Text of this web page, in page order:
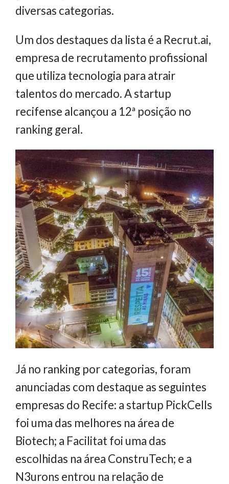
diversas categorias.
Um dos destaques da lista é a Recrut.ai,
empresa de recrutamento profissional
que utiliza tecnologia para atrair
talentos do mercado. A startup
recifense alcançou a 12ª posição no
ranking geral.
Já no ranking por categorias, foram
anunciadas com destaque as seguintes
empresas do Recife: a startup PickCells
foi uma das melhores na área de
Biotech; a Facilitat foi uma das
escolhidas na área ConstruTech; e a
N3urons entrou na relação de